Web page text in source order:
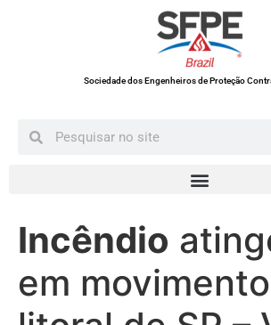
Sociedade dos Engenheiros de Proteção
Incêndio
em